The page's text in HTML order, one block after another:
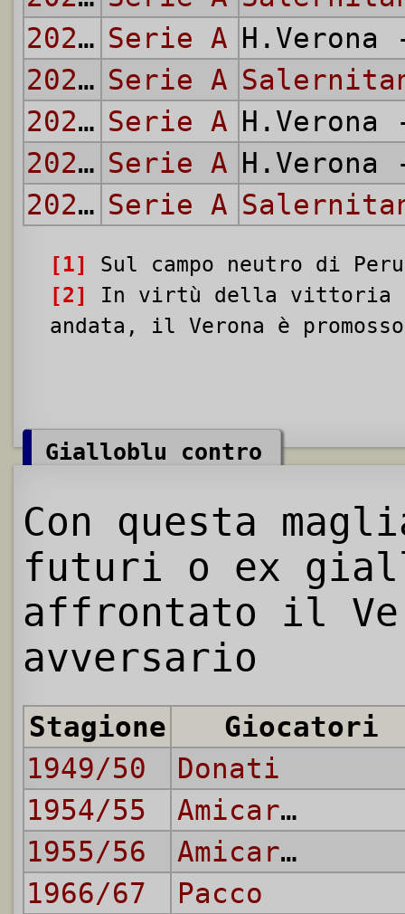
2021/22 Serie A
2022/23 Serie A
2022/23 Serie A
2023/24 Serie A
2023/24 Serie A
[1]
Sul campo neutro di
[2]
In virtù della vittoria
andata, il Verona è
Gialloblu contro
Con questa
futuri o ex
affrontato il
avversario
Stagione
Giocatori
1949/50
Donati
1954/55
Amicarelli
1955/56
Amicarelli
1966/67
Pacco